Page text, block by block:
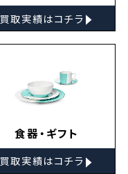
買取実績はコチラ ▸
食器・ギフト
買取実績はコチラ ▸